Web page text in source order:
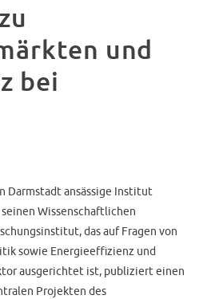
und
bei
Darmstadt ansässige Institut
Wissenschaftlichen
das auf Fragen von
sowie Energieeffizienz und
ausgerichtet ist, publiziert einen
Projekten des